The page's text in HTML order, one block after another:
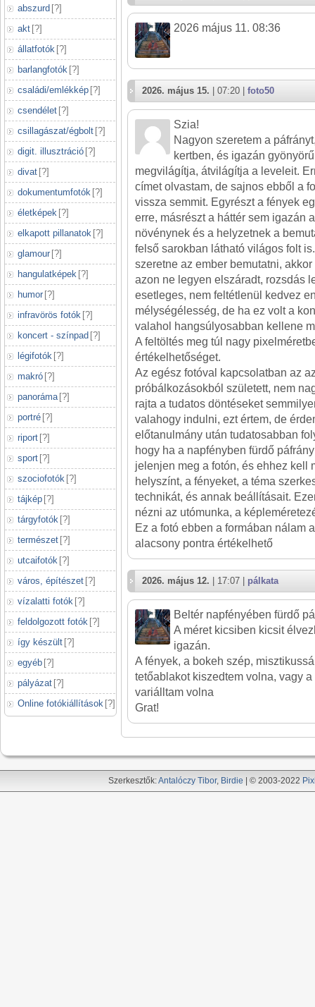
abszurd [?]
akt [?]
állatfotók [?]
barlangfotók [?]
családi/emlékkép [?]
csendélet [?]
csillagászat/égbolt [?]
digit. illusztráció [?]
divat [?]
dokumentumfotók [?]
életképek [?]
elkapott pillanatok [?]
glamour [?]
hangulatképek [?]
humor [?]
infravörös fotók [?]
koncert - színpad [?]
légifotók [?]
makró [?]
panoráma [?]
portré [?]
riport [?]
sport [?]
szociofotók [?]
tájkép [?]
tárgyfotók [?]
természet [?]
utcaifotók [?]
város, építészet [?]
vízalatti fotók [?]
feldolgozott fotók [?]
így készült [?]
egyéb [?]
pályázat [?]
Online fotókiállítások [?]
2026 május 11. 08:36
2026. május 15. | 07:20 | foto50
Szia!
Nagyon szeretem a
kertben, és igazán
megvilágítja, átvilágítja a leveleit.
címet olvastam, de sajnos ebből a
vissza semmit. Egyrészt a fények
erre, másrészt a háttér sem igazán
növénynek és a helyzetnek a
felső sarokban látható világos folt
szeretne az ember bemutatni,
azon ne legyen elszáradt, rozsdás
esetleges, nem feltétlenül kedvez
mélységélesség, de ha ez volt a
valahol hangsúlyosabban kellene
A feltöltés meg túl nagy
értékelhetőséget.
Az egész fotóval kapcsolatban az
próbálkozásokból született, nem
rajta a tudatos döntéseket
valahogy indulni, ezt értem, de
előtanulmány után tudatosabban
hogy ha a napfényben fürdő
jelenjen meg a fotón, és ehhez kell
helyszínt, a fényeket, a téma
technikát, és annak beállításait.
nézni az utómunka, a
Ez a fotó ebben a formában nálam
alacsony pontra értékelhető
2026. május 12. | 17:07 | pálkata
Beltér napfényében fürdő
A méret kicsiben kicsit
igazán.
A fények, a bokeh szép,
tetőablakot kiszedtem volna, vagy
variálltam volna
Grat!
Szerkesztők:Antalóczy Tibor, Birdie | © 2003-2022